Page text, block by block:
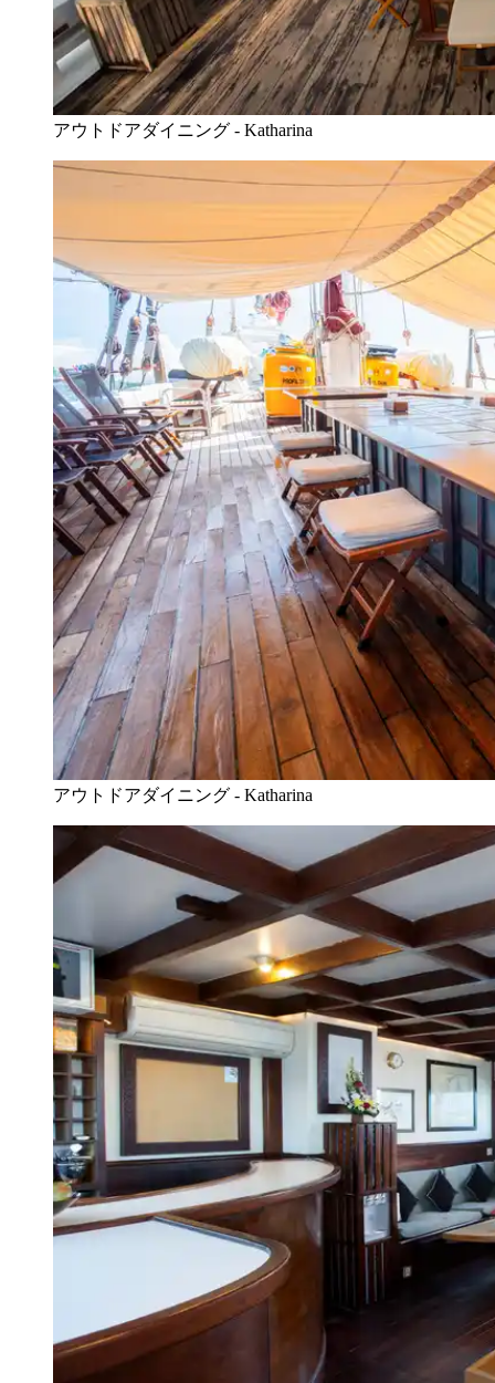
アウトドアダイニング - Katharina
アウトドアダイニング - Katharina